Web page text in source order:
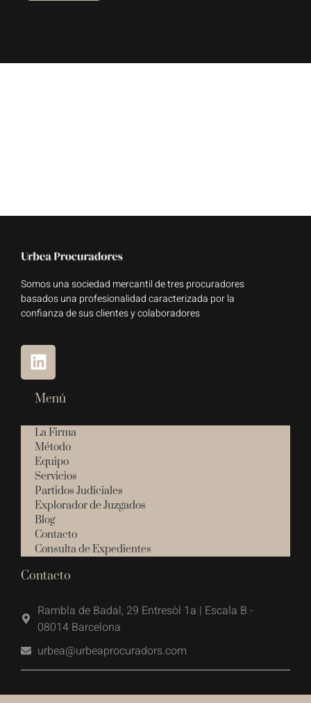
Somos una sociedad mercantil de tres procuradores
basados una profesionalidad caracterizada por la
confianza de sus clientes y colaboradores
Menú
La Firma
Método
Equipo
Servicios
Partidos Judiciales
Explorador de Juzgados
Blog
Contacto
Consulta de Expedientes
Contacto
Rambla de Badal, 29 Entresòl 1a | Escala B -
08014 Barcelona
urbea@urbeaprocuradors.com